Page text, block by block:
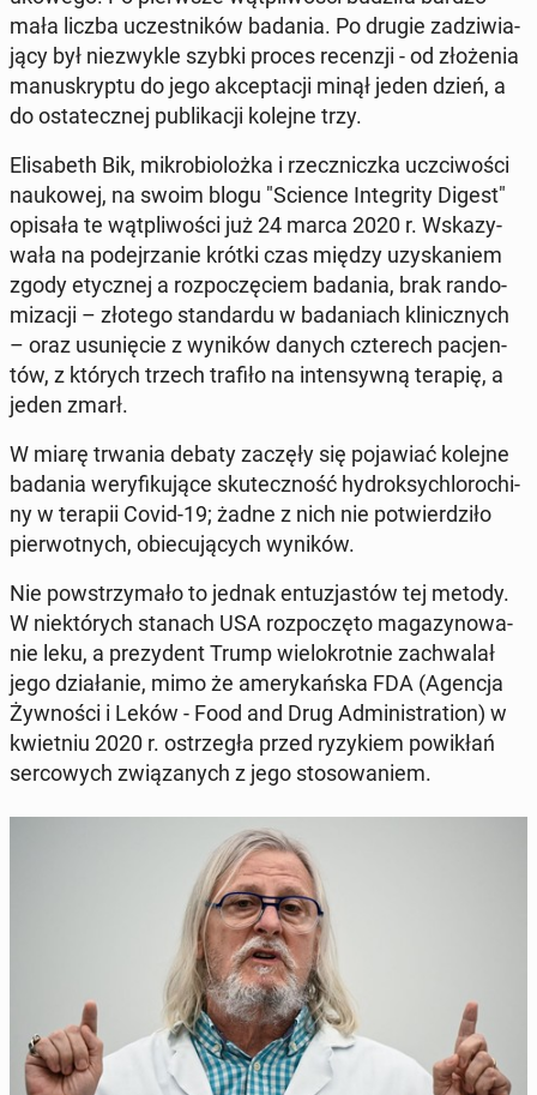
mała liczba uczest­ni­ków badania. Po drugie za­dzi­wia­
ją­cy był nie­zwy­kle szybki proces re­cen­zji - od zło­że­nia
ma­nu­skryp­tu do jego ak­cep­ta­cji minął jeden dzień, a
do osta­tecz­nej pu­bli­ka­cji kolejne trzy.
Eli­sa­beth Bik, mi­kro­bio­loż­ka i rzecz­nicz­ka uczci­wo­ści
na­uko­wej, na swoim blogu "Science In­te­gri­ty Digest"
opisała te wąt­pli­wo­ści już 24 marca 2020 r. Wska­zy­
wa­ła na po­dej­rza­nie krótki czas między uzy­ska­niem
zgody etycz­nej a roz­po­czę­ciem badania, brak ran­do­
mi­za­cji – złotego stan­dar­du w ba­da­niach kli­nicz­nych
– oraz usu­nię­cie z wyników danych czte­rech pa­cjen­
tów, z których trzech trafiło na in­ten­syw­ną terapię, a
jeden zmarł.
W miarę trwania debaty zaczęły się po­ja­wiać kolejne
badania we­ry­fi­ku­ją­ce sku­tecz­ność hy­drok­sy­chlo­ro­chi­
ny w terapii Covid-19; żadne z nich nie po­twier­dzi­ło
pier­wot­nych, obie­cu­ją­cych wyników.
Nie po­wstrzy­ma­ło to jednak en­tu­zja­stów tej metody.
W nie­któ­rych stanach USA roz­po­czę­to ma­ga­zy­no­wa­
nie leku, a pre­zy­dent Trump wie­lo­krot­nie za­chwa­lał
jego dzia­ła­nie, mimo że ame­ry­kań­ska FDA (Agencja
Żyw­no­ści i Leków - Food and Drug Ad­mi­ni­stra­tion) w
kwiet­niu 2020 r. ostrze­gła przed ry­zy­kiem po­wi­kłań
ser­co­wych zwią­za­nych z jego sto­so­wa­niem.